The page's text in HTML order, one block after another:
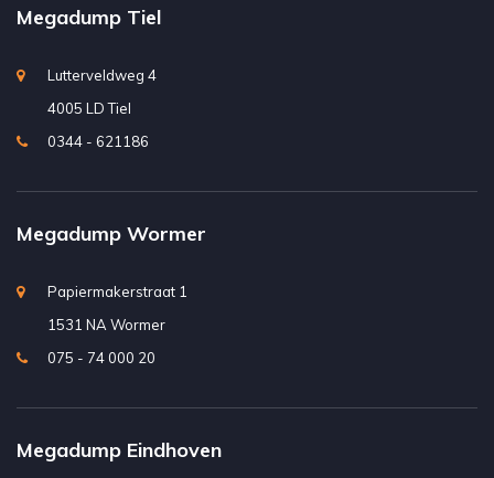
Megadump Tiel
Lutterveldweg 4
4005 LD Tiel
0344 - 621186
Megadump Wormer
Papiermakerstraat 1
1531 NA Wormer
075 - 74 000 20
Megadump Eindhoven